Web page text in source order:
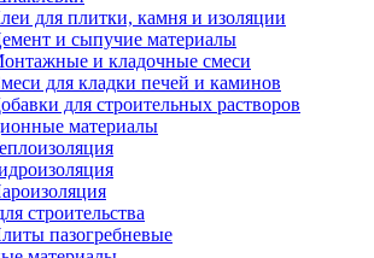
для плитки, камня и изоляции
и сыпучие материалы
и кладочные смеси
для кладки печей и каминов
для строительных растворов
материалы
строительства
пазогребневые